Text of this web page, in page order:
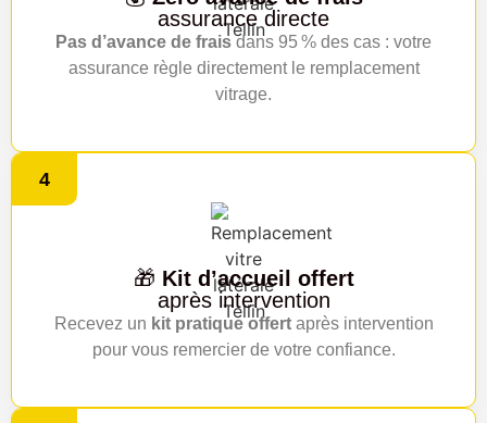
assurance directe
Pas d’avance de fraisdans 95 % des cas : votre
assurance règle directement le remplacement
vitrage.
4
🎁 Kit d’accueil offert
après intervention
Recevez un kit pratique offertaprès intervention
pour vous remercier de votre confiance.